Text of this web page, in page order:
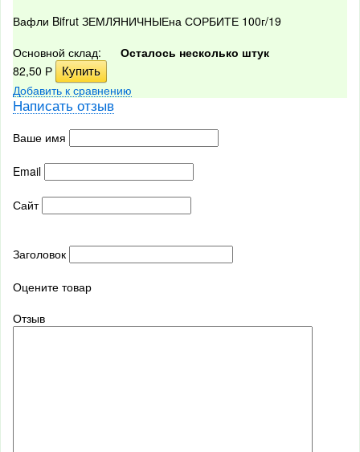
Вафли Bifrut ЗЕМЛЯНИЧНЫЕна СОРБИТЕ 100г/19
Основной склад:
Осталось несколько штук
82,50 Р
Добавить к сравнению
Написать отзыв
Ваше имя
Email
Сайт
Заголовок
Оцените товар
Отзыв